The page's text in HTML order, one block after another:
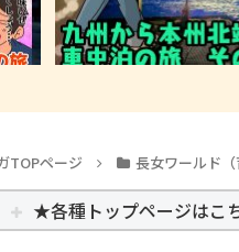
TOPページ 長女ワールド（
★各種トップページはこ